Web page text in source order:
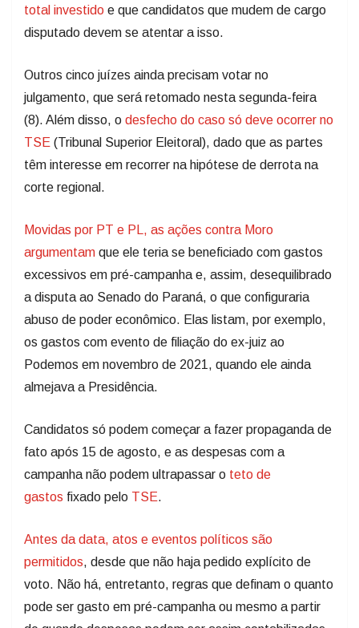
total investido e que candidatos que mudem de cargo
disputado devem se atentar a isso.
Outros cinco juízes ainda precisam votar no
julgamento, que será retomado nesta segunda-feira
(8). Além disso, o desfecho do caso só deve ocorrer no
TSE (Tribunal Superior Eleitoral), dado que as partes
têm interesse em recorrer na hipótese de derrota na
corte regional.
Movidas por PT e PL, as ações contra Moro
argumentam que ele teria se beneficiado com gastos
excessivos em pré-campanha e, assim, desequilibrado
a disputa ao Senado do Paraná, o que configuraria
abuso de poder econômico. Elas listam, por exemplo,
os gastos com evento de filiação do ex-juiz ao
Podemos em novembro de 2021, quando ele ainda
almejava a Presidência.
Candidatos só podem começar a fazer propaganda de
fato após 15 de agosto, e as despesas com a
campanha não podem ultrapassar o teto de
gastos fixado pelo TSE.
Antes da data, atos e eventos políticos são
permitidos, desde que não haja pedido explícito de
voto. Não há, entretanto, regras que definam o quanto
pode ser gasto em pré-campanha ou mesmo a partir